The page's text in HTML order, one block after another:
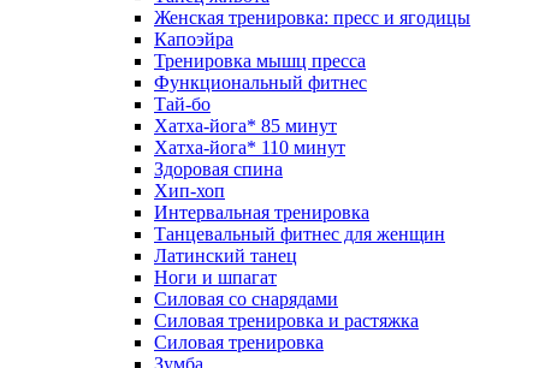
Женская тренировка: пресс и ягодицы
Капоэйра
Тренировка мышц пресса
Функциональный фитнес
Тай-бо
Хатха-йога* 85 минут
Хатха-йога* 110 минут
Здоровая спина
Хип-хоп
Интервальная тренировка
Танцевальный фитнес для женщин
Латинский танец
Ноги и шпагат
Силовая со снарядами
Силовая тренировка и растяжка
Силовая тренировка